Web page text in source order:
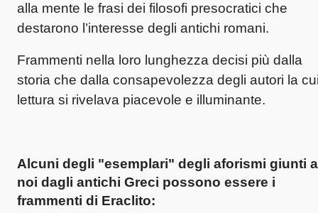
alla mente le frasi dei filosofi presocratici che
destarono l’interesse degli antichi romani.
Frammenti nella loro lunghezza decisi più dalla
storia che dalla consapevolezza degli autori la
lettura si rivelava piacevole e illuminante.
Alcuni degli "esemplari" degli aforismi giunti a
noi dagli antichi Greci possono essere i
frammenti di Eraclito: